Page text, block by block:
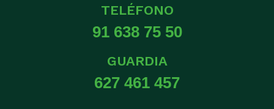
TELÉFONO
91 638 75 50
GUARDIA
627 461 457